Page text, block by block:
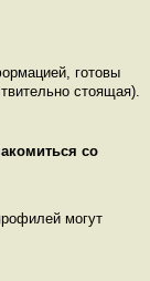
готовы
стоящая).
со
могут